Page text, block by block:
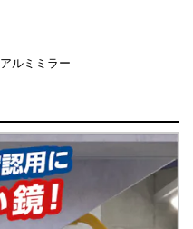
アルミミラー